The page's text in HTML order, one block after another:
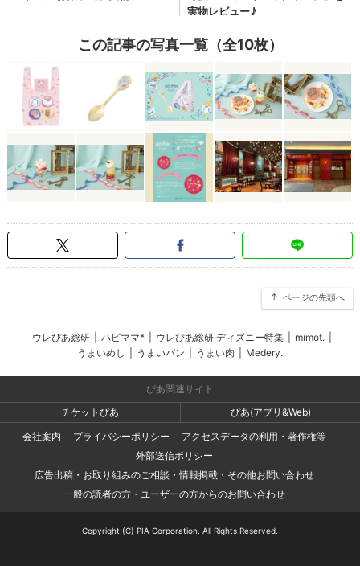
この記事の写真一覧（全10枚）
ページの先頭へ
ウレぴあ総研 ハピママ* ウレぴあ総研 ディズニー特集 mimot.
うまいめし
うまいパン うまい肉 Medery.
ぴあ関連サイト
チケットぴあ
ぴあ(アプリ&Web)
会社案内
プライバシーポリシー
アクセスデータの利用・著作権等
外部送信ポリシー
広告出稿・お取り組みのご相談・情報掲載・その他お問い合わせ
一般の読者の方・ユーザーの方からのお問い合わせ
Copyright (C) PIA Corporation. All Rights Reserved.